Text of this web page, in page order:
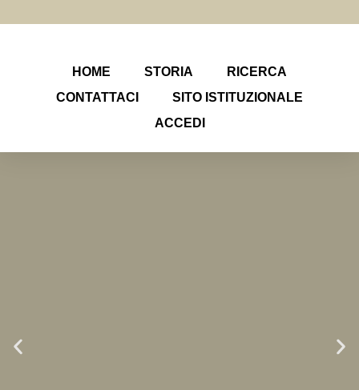
HOME STORIA
RICERCA
CONTATTACI
SITO ISTITUZIONALE
ACCEDI